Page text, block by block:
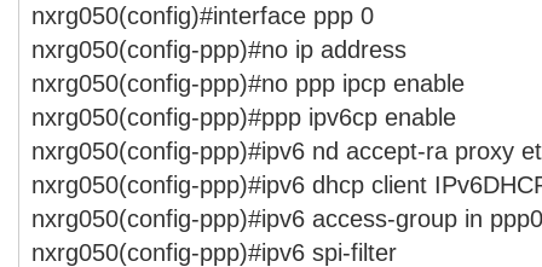
nxrg050(config)#interface ppp 0
nxrg050(config-ppp)#no ip address
nxrg050(config-ppp)#no ppp ipcp enable
nxrg050(config-ppp)#ppp ipv6cp enable
nxrg050(config-ppp)#ipv6 nd accept-ra proxy
nxrg050(config-ppp)#ipv6 dhcp client
nxrg050(config-ppp)#ipv6 access-group in
nxrg050(config-ppp)#ipv6 spi-filter